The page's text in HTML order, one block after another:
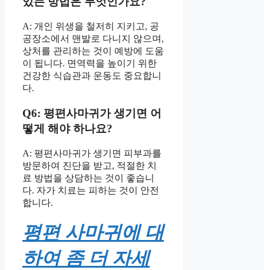
A: 개인 위생을 철저히 지키고, 공
공장소에서 맨발로 다니지 않으며,
상처를 관리하는 것이 예방에 도움
이 됩니다. 면역력을 높이기 위한
건강한 식습관과 운동도 중요합니
다.
Q6: 평편사마귀가 생기면 어
떻게 해야 하나요?
A: 평편사마귀가 생기면 피부과를
방문하여 진단을 받고, 적절한 치
료 방법을 상담하는 것이 좋습니
다. 자가 치료는 피하는 것이 안전
합니다.
평편 사마귀에 대
하여 좀 더 자세